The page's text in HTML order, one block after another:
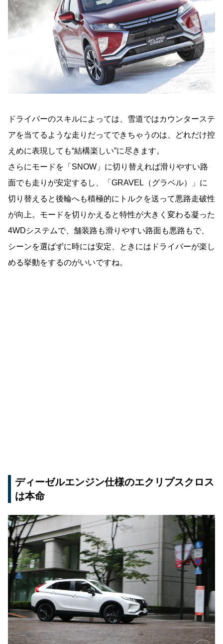
ドライバーのスキルによっては、雪道ではカウンターステ
アを当てるような走りだってできちゃうのは、どれだけ控
えめに表現しても“結構楽しい”に尽きます。
さらにモードを「 SNOW 」に切り替えれば滑りやすい路
面でも走りが安定するし、「 GRAVEL （グラベル）」に
切り替えると後輪へも積極的にトルクを送って悪路走破性
が向上。モードを切りかえると特性が大きく変わる凝った
4WDシステムで、舗装路も滑りやすい路面も悪路もで、
シーンを選ばずに時には安定、ときにはドライバーが楽し
める挙動をするのがいいですね。
ディーゼルエンジン仕様のエクリプスクロス
は本命